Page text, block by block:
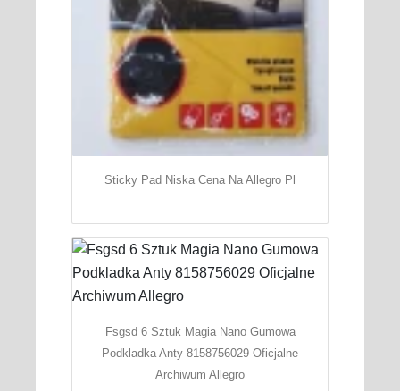
Sticky Pad Niska Cena Na Allegro Pl
Fsgsd 6 Sztuk Magia Nano Gumowa
Podkladka Anty 8158756029 Oficjalne
Archiwum Allegro